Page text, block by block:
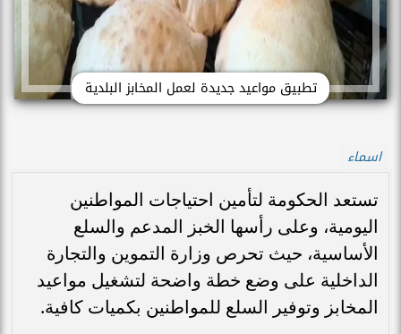
تطبيق مواعيد جديدة لعمل المخابز البلدية
اسماء
تستعد الحكومة لتأمين احتياجات المواطنين
اليومية، وعلى رأسها الخبز المدعم والسلع
الأساسية، حيث تحرص وزارة التموين والتجارة
الداخلية على وضع خطة واضحة لتشغيل مواعيد
المخابز وتوفير السلع للمواطنين بكميات كافية.